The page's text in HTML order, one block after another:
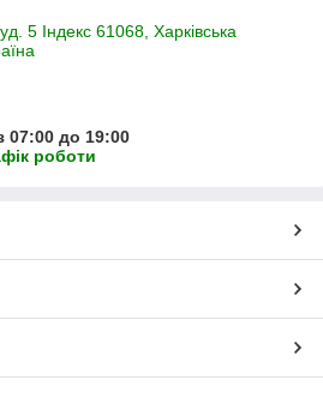
5 Індекс 61068, Харківська
07:00 до 19:00
роботи